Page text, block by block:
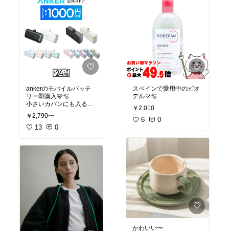
ankerのモバイルバッテ
リー即購入🩵🫧
小さいカバンにも入るよ
うなiPhoneのコンパクト
型ずっとほしかったから
嬉しい☺︎
￥2,790〜
13 0
スペインで愛用中のビオ
デルマ🫧
￥2,010
6 0
かわいい〜